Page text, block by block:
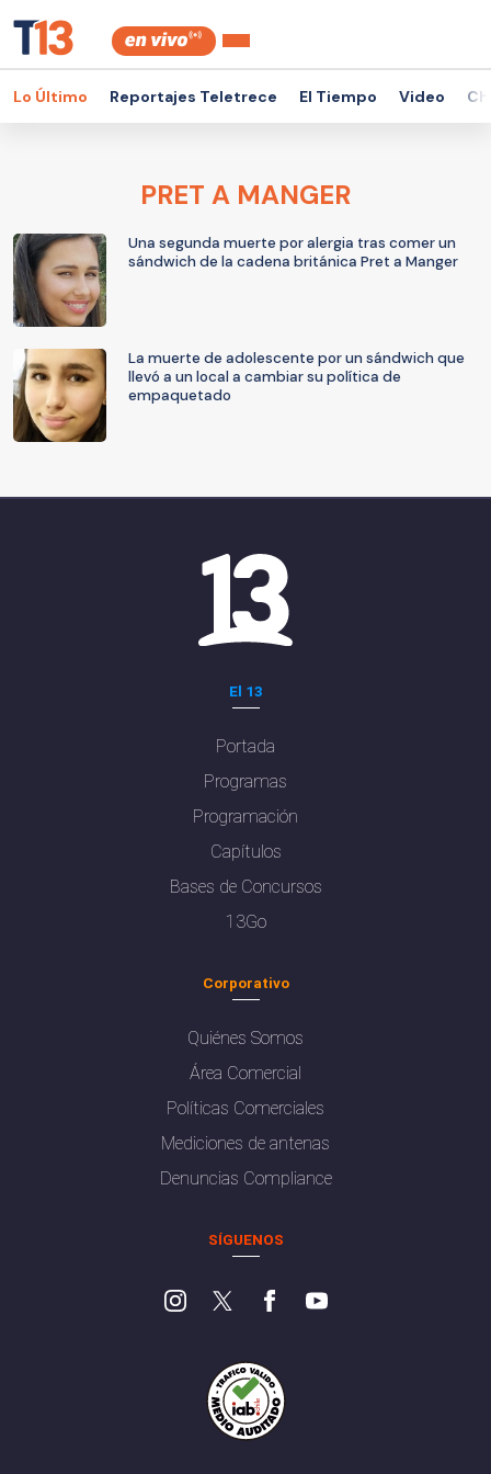
Lo Último Reportajes Teletrece El Tiempo Video
PRET A MANGER
Una segunda muerte por alergia tras comer un
sándwich de la cadena británica Pret a Manger
La muerte de adolescente por un sándwich que
llevó a un local a cambiar su política de
empaquetado
El 13
Portada
Programas
Programación
Capítulos
Bases de Concursos
13Go
Corporativo
Quiénes Somos
Área Comercial
Políticas Comerciales
Mediciones de antenas
Denuncias Compliance
SÍGUENOS